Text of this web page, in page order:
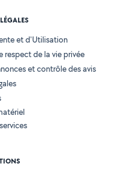
et d'Utilisation
de la vie privée
et contrôle des avis